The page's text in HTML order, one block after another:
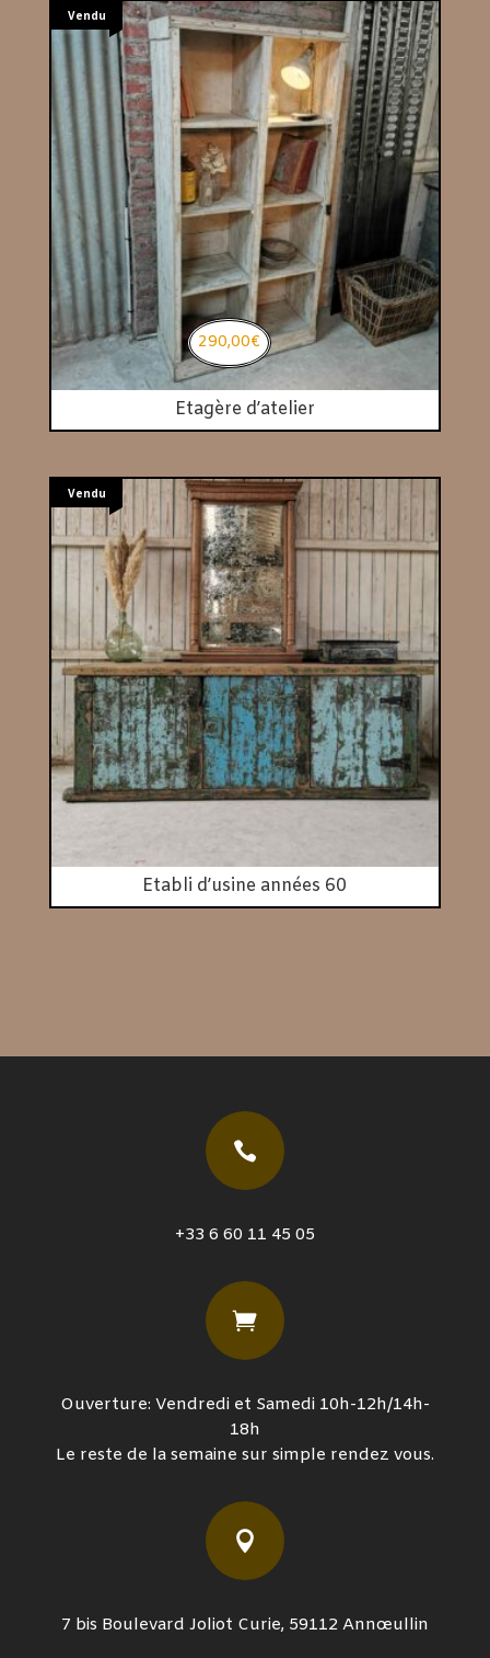
Vendu
Etagère d’atelier
290,00€
Vendu
Etabli d’usine années 60

+33 6 60 11 45 05

Ouverture: Vendredi et Samedi 10h-12h/14h-
18h
Le reste de la semaine sur simple rendez vous.

7 bis Boulevard Joliot Curie, 59112 Annœullin